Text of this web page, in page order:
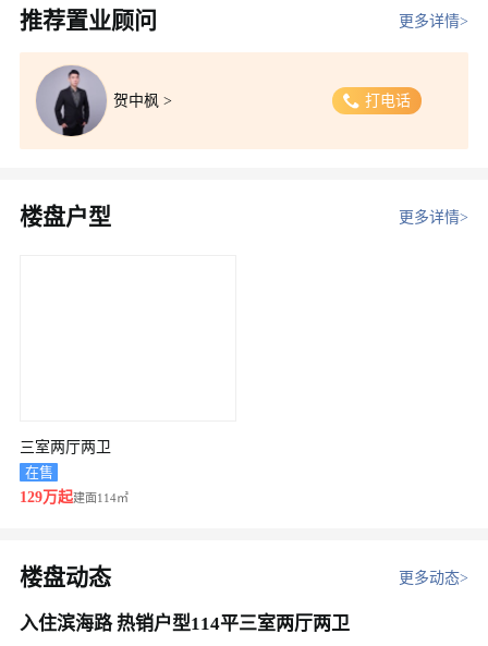
推荐置业顾问 更多详情>
贺中枫 > 打电话
楼盘户型 更多详情>
三室两厅两卫
在售
129万起建面114㎡
楼盘动态 更多动态>
入住滨海路 热销户型114平三室两厅两卫